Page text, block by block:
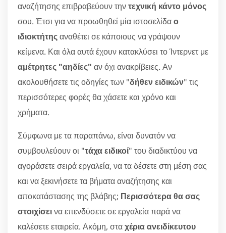
αναζήτησης επιβραβεύουν τηντεχνική κάντο μόνος
σου. Έτσι για να προωθηθεί μία ιστοσελίδαο
ιδιοκτήτηςαναθέτει σε κάποιους να γράψουν
κείμενα. Και όλα αυτά έχουν κατακλύσει το Ίντερνετ με
αμέτρητες "αηδίες" αν όχι ανακρίβειες. Αν
ακολουθήσετε τις οδηγίες των "δήθεν ειδικών" τις
περισσότερες φορές θα χάσετε και χρόνο και
χρήματα.
Σύμφωνα με τα παραπάνω, είναι δυνατόν να
συμβουλεύουν οι "τάχα ειδικοί" του διαδικτύου να
αγοράσετε σειρά εργαλεία, να τα δέσετε στη μέση σας
και να ξεκινήσετε τα βήματα αναζήτησης και
αποκατάστασης της βλάβης; Περισσότερα θα σας
στοιχίσεινα επενδύσετε σε εργαλεία παρά να
καλέσετε εταιρεία. Ακόμη, σταχέρια ανειδίκευτου